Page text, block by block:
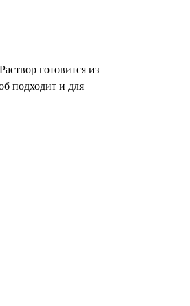
готовится из
подходит и для